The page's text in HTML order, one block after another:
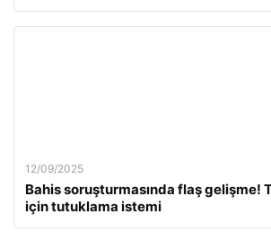
12/09/2025
Bahis soruşturmasında flaş gelişme!
için tutuklama istemi